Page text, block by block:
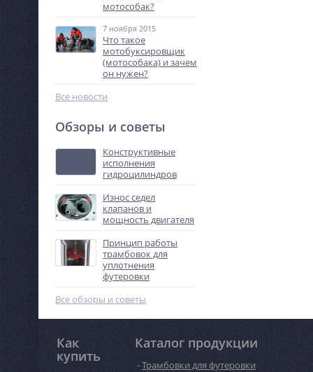
мотособак?
7 ноября 2015
Что такое
мотобуксировщик
(мотособака) и зачем
он нужен?
Все новости
Обзоры и советы
Конструктивные
исполнения
гидроцилиндров
Износ седел
клапанов и
мощность двигателя
Принцип работы
трамбовок для
уплотнения
футеровки
Все обзоры и советы
Как
купить
Каталог продукции
Трамбовки для футеровки